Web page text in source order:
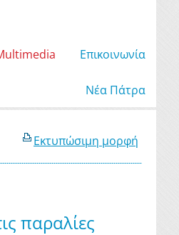
Επικοινωνία
Νέα Πάτρα
Εκτυπώσιμη μορφή
παραλίες